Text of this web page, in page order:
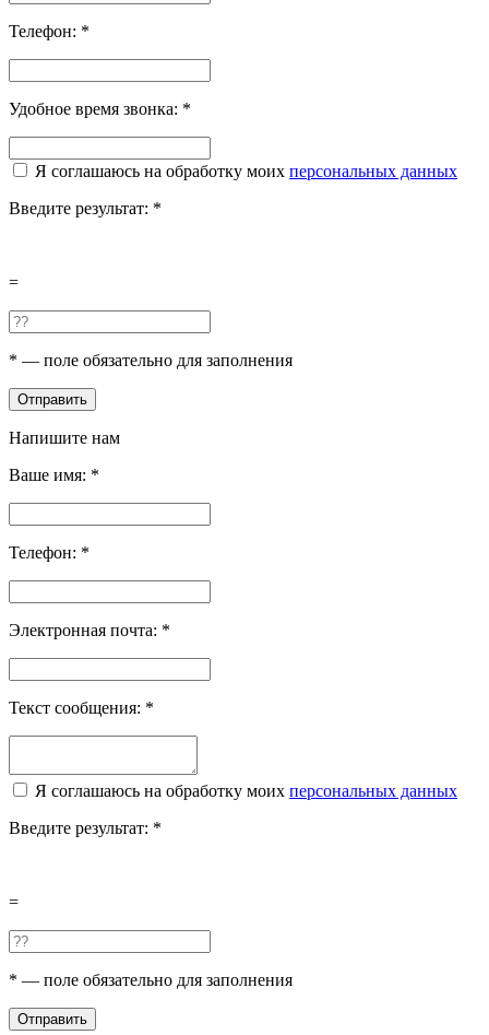
Телефон: *
Удобное время звонка: *
Я соглашаюсь на обработку моих персональных данных
Введите результат: *
=
* — поле обязательно для заполнения
Отправить
Напишите нам
Ваше имя: *
Телефон: *
Электронная почта: *
Текст сообщения: *
Я соглашаюсь на обработку моих персональных данных
Введите результат: *
=
* — поле обязательно для заполнения
Отправить